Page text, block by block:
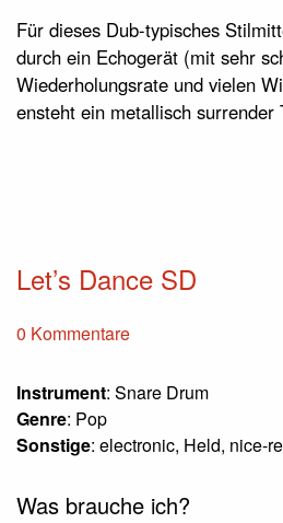
Für dieses Dub-typisches
durch ein Echogerät (mit sehr
Wiederholungsrate und vielen
ensteht ein metallisch surrender
Let’s Dance SD
0 Kommentare
Instrument: Snare Drum
Genre: Pop
Sonstige: electronic, Held, nice-
Was brauche ich?